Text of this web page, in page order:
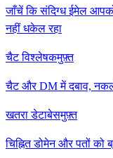
जाँचें कि संदिग्ध ईमेल
नहीं धकेल रहा
चैट विश्लेषकमुफ़्त
चैट और DM में दबाव,
खतरा डेटाबेसमुफ़्त
चिह्नित डोमेन और पतों को